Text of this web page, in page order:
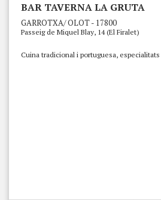
BAR TAVERNA LA GRUTA
GARROTXA/ OLOT - 17800
Passeig de Miquel Blay, 14 (El Firalet)
Cuina tradicional i portuguesa,